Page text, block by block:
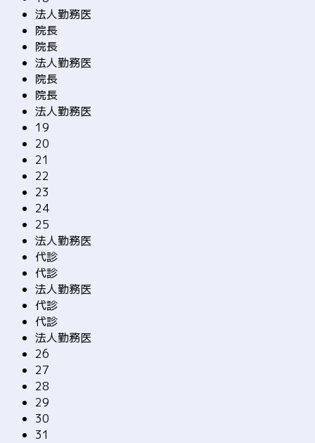
法人勤務医
院長
院長
法人勤務医
院長
院長
法人勤務医
19
20
21
22
23
24
25
法人勤務医
代診
代診
法人勤務医
代診
代診
法人勤務医
26
27
28
29
30
31